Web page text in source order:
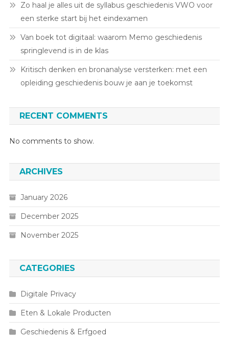
Zo haal je alles uit de syllabus geschiedenis VWO voor
een sterke start bij het eindexamen
Van boek tot digitaal: waarom Memo geschiedenis
springlevend is in de klas
Kritisch denken en bronanalyse versterken: met een
opleiding geschiedenis bouw je aan je toekomst
RECENT COMMENTS
No comments to show.
ARCHIVES
January 2026
December 2025
November 2025
CATEGORIES
Digitale Privacy
Eten & Lokale Producten
Geschiedenis & Erfgoed